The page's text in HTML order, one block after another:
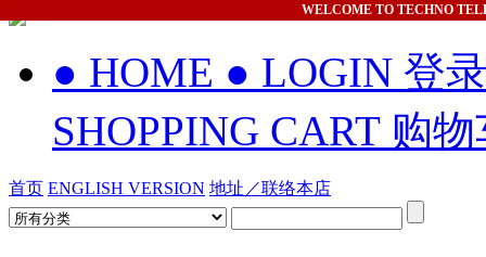
WELCOME TO TECHNO
● HOME ● LOGIN 登
SHOPPING CART 购
首页 ENGLISH VERSION 地址／联络本店